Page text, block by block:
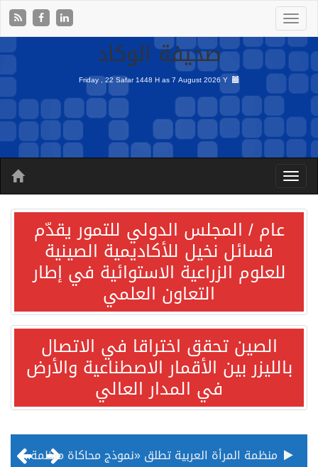
صحيفة الوكاد
Friday , 22 Safar 1448 H as7 August 2026 Y
عام / المجلس الدولي للتمور يقدّم
فسائل نخيل للأكاديمية الصينية
للعلوم الزراعية الاستوائية في إطار
التعاون العلمي
الصين تحقق اختراقا في الاتصال
بالليزر بين الأقمار الاصطناعية والأرض
في المدار العالي
منظمة المرأة العربية تطلق «نموذج محاكاة منظمة المرأة العربية للشباب» بمشاركة 10 دول عربية..غدًا